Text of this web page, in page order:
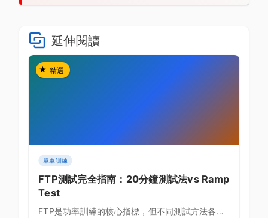
延伸閱讀
精選
單車訓練
FTP測試完全指南：20分鐘測試法vs Ramp
Test
FTP是功率訓練的核心指標，但不同測試方法各有